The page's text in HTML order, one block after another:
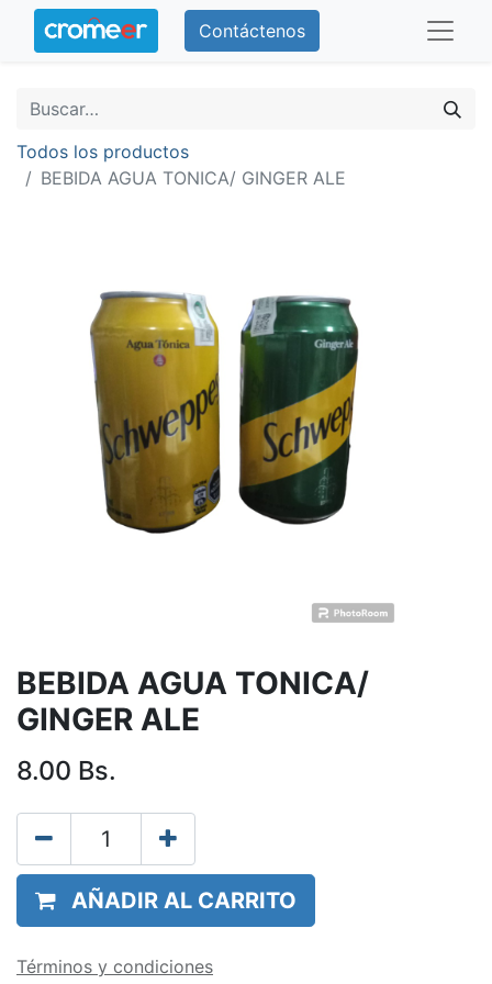
Contáctenos
Todos los productos
BEBIDA AGUA TONICA/ GINGER ALE
BEBIDA AGUA TONICA/
GINGER ALE
8.00 Bs.
AÑADIR AL CARRITO
Términos y condiciones